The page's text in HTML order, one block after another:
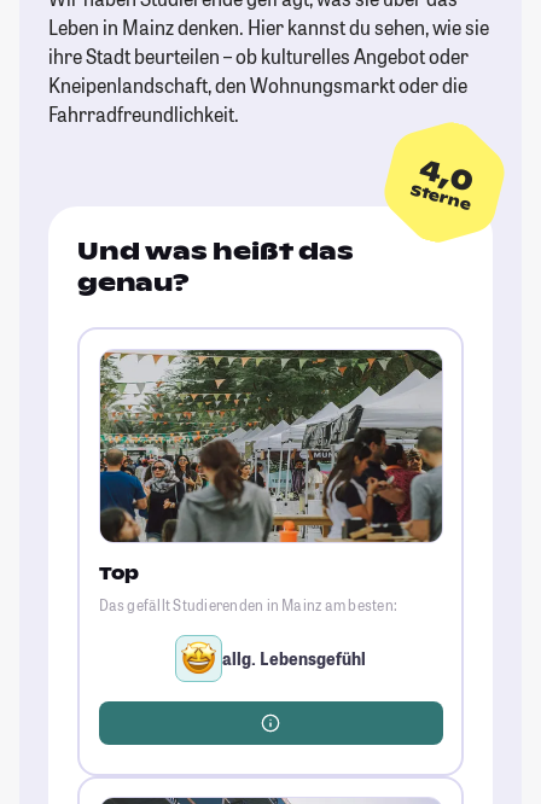
Leben in Mainz denken. Hier kannst du sehen, wie sie
ihre Stadt beurteilen – ob kulturelles Angebot oder
Kneipenlandschaft, den Wohnungsmarkt oder die
Fahrradfreundlichkeit.
4,0
Sterne
Und was heißt das
genau?
Top
Das gefällt Studierenden in Mainz am besten:
allg. Lebensgefühl